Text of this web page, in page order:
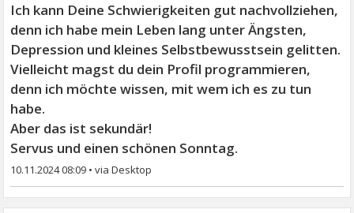
Ich kann Deine Schwierigkeiten gut nachvollziehen,
denn ich habe mein Leben lang unter Ängsten,
Depression und kleines Selbstbewusstsein gelitten.
Vielleicht magst du dein Profil programmieren,
denn ich möchte wissen, mit wem ich es zu tun
habe.
Aber das ist sekundär!
Servus und einen schönen Sonntag.
10.11.2024 08:09 •